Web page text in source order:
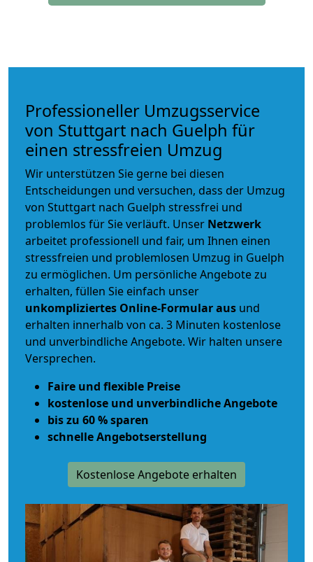
Professioneller Umzugsservice
von Stuttgart nach Guelph für
einen stressfreien Umzug
Wir unterstützen Sie gerne bei diesen
Entscheidungen und versuchen, dass der Umzug
von Stuttgart nach Guelph stressfrei und
problemlos für Sie verläuft. Unser Netzwerk
arbeitet professionell und fair, um Ihnen einen
stressfreien und problemlosen Umzug in Guelph
zu ermöglichen. Um persönliche Angebote zu
erhalten, füllen Sie einfach unser
unkompliziertes Online-Formular aus und
erhalten innerhalb von ca. 3 Minuten kostenlose
und unverbindliche Angebote. Wir halten unsere
Versprechen.
Faire und flexible Preise
kostenlose und unverbindliche Angebote
bis zu 60 % sparen
schnelle Angebotserstellung
Kostenlose Angebote erhalten